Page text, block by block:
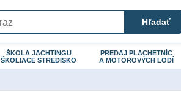
ŠKOLA JACHTINGU
ŠKOLIACE STREDISKO
PREDAJ PLACHETNÍC
A MOTOROVÝCH LODÍ